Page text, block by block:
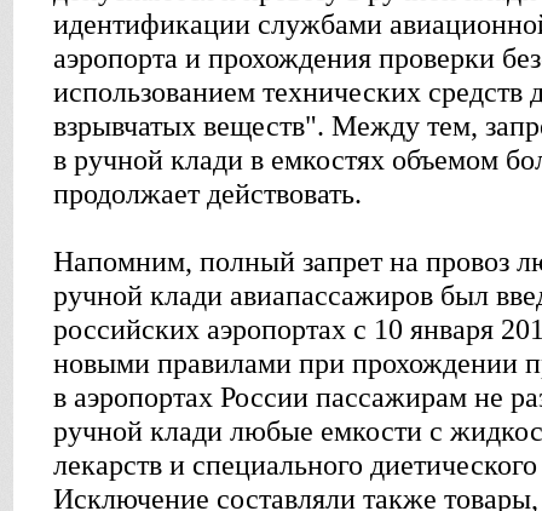
идентификации службами
аэропорта и прохождения проверки
использованием технических
взрывчатых веществ". Между тем,
в ручной клади в емкостях объемом
продолжает действовать.
Напомним, полный запрет на провоз
ручной клади авиапассажиров был
российских аэропортах с 10 января
новыми правилами при прохождении
в аэропортах России пассажирам не
ручной клади любые емкости с
лекарств и специального
Исключение составляли также